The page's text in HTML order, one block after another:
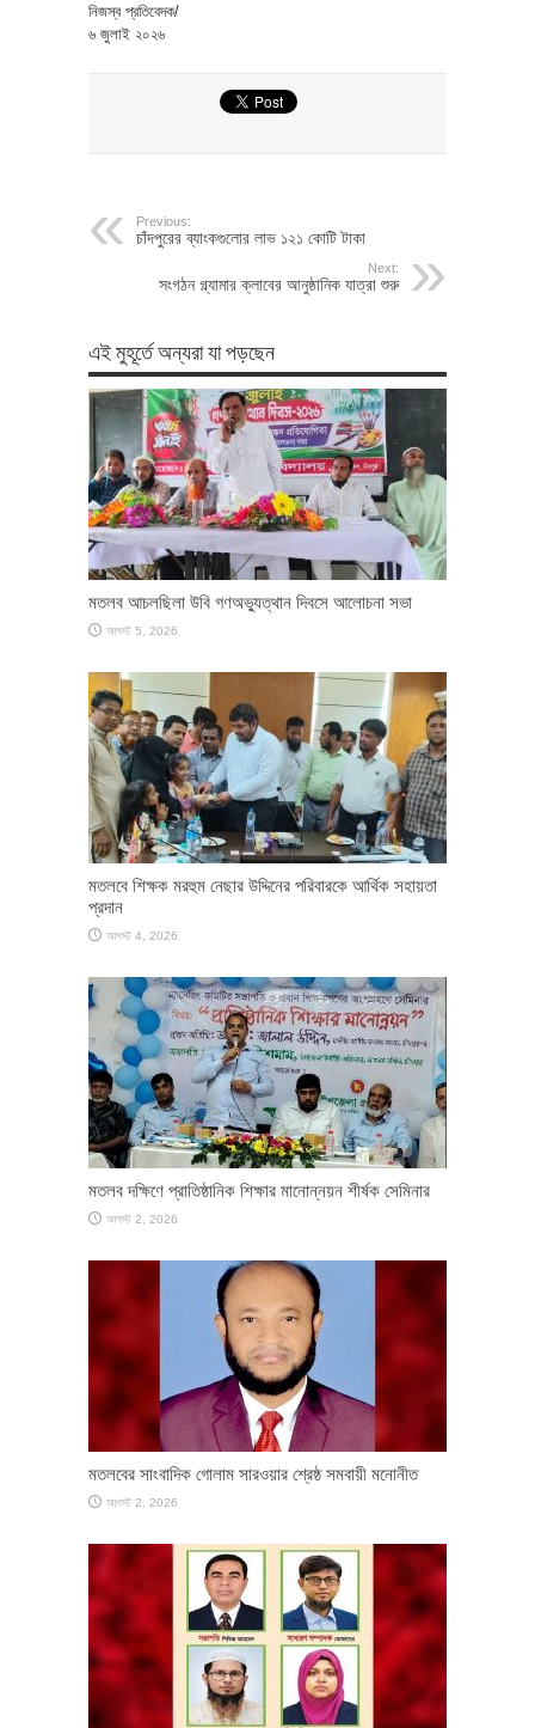
নিজস্ব প্রতিবেদক/
৬ জুলাই ২০২৬
Previous:
চাঁদপুরের ব্যাংকগুলোর লাভ ১২১ কোটি টাকা
Next:
সংগঠন গ্ল্যামার ক্লাবের আনুষ্ঠানিক যাত্রা শুরু
এই মুহূর্তে অন্যরা যা পড়ছেন
মতলব আচলছিলা উবি গণঅভ্যুত্থান দিবসে আলোচনা সভা
আগস্ট 5, 2026
মতলবে শিক্ষক মরহুম নেছার উদ্দিনের পরিবারকে আর্থিক সহায়তা
প্রদান
আগস্ট 4, 2026
মতলব দক্ষিণে প্রাতিষ্ঠানিক শিক্ষার মানোন্নয়ন শীর্ষক সেমিনার
আগস্ট 2, 2026
মতলবের সাংবাদিক গোলাম সারওয়ার শ্রেষ্ঠ সমবায়ী মনোনীত
আগস্ট 2, 2026